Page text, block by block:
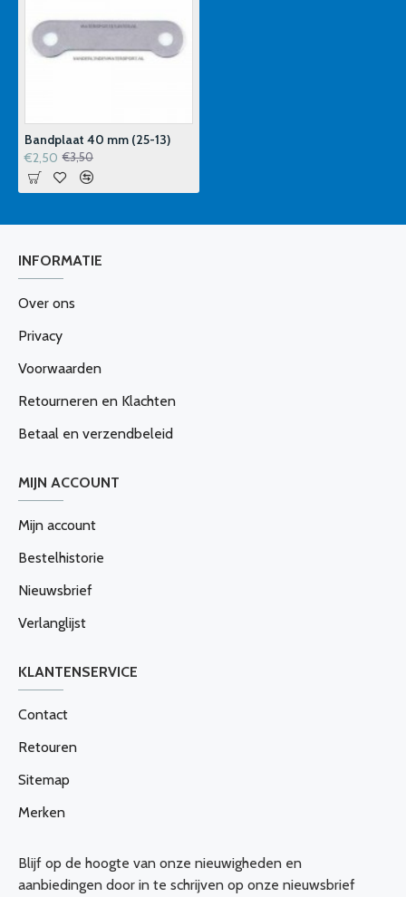
Bandplaat 40 mm (25-13)
€2,50 €3,50
INFORMATIE
Over ons
Privacy
Voorwaarden
Retourneren en Klachten
Betaal en verzendbeleid
MIJN ACCOUNT
Mijn account
Bestelhistorie
Nieuwsbrief
Verlanglijst
KLANTENSERVICE
Contact
Retouren
Sitemap
Merken
Blijf op de hoogte van onze nieuwigheden en
aanbiedingen door in te schrijven op onze nieuwsbrief